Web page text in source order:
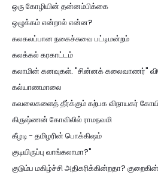
ஒரு கோழியின் தன்னம்பிக்கை
ஒழுக்கம் என்றால் என்ன?
கலகலப்பான நகைச்சுவை பட்டிமன்றம்
கலக்கல் கரகாட்டம்
கலாமின் கனவுகள். "சின்னக் கலைவாணர்"
கல்யாணமாலை
கவலைகளைத் தீர்க்கும் கற்பக விநாயகர்
கிருஷ்ணன் கோவிலில் ராமநவமி
கீழடி - தமிழரின் பொக்கிஷம்
குடியிருப்பு வாங்கலாமா?"
குடும்ப மகிழ்ச்சி அதிகரிக்கின்றதா?